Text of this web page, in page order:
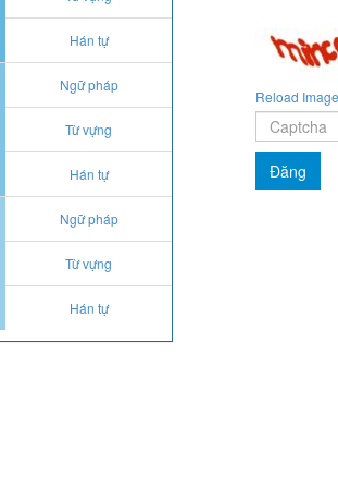
Hán tự
Ngữ pháp
Từ vựng
Hán tự
Ngữ pháp
Từ vựng
Hán tự
Reload